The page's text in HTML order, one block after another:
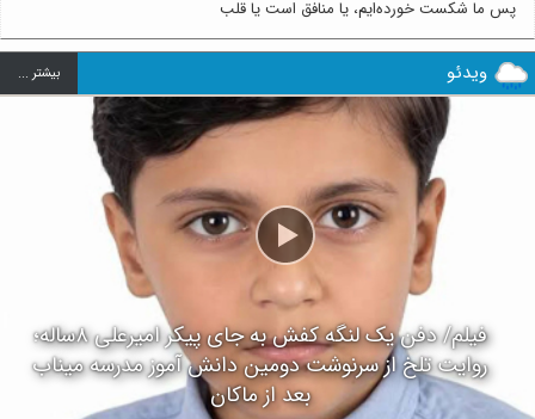
پس ما شکست خورده‌ایم، یا منافق است یا قلب
ویدئو بيشتر ...
فیلم/ دفن یک لنگه کفش به جای پیکر امیرعلی ۸ساله؛
روایت تلخ از سرنوشت دومین دانش آموز مدرسه میناب
بعد از ماکان